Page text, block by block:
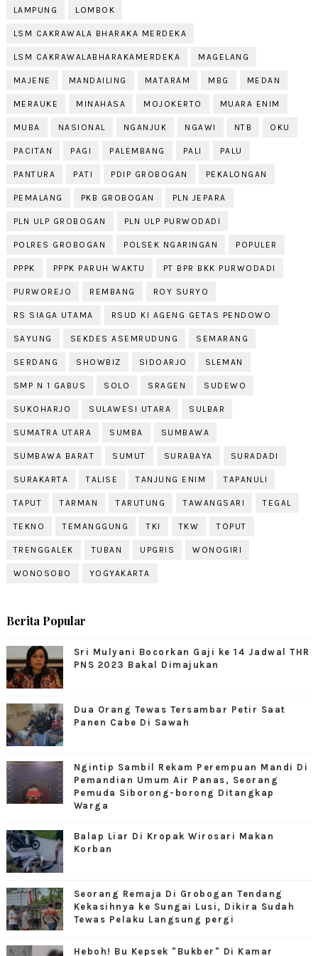
LAMPUNG LOMBOK
LSM CAKRAWALA BHARAKA MERDEKA
LSM CAKRAWALABHARAKAMERDEKA MAGELANG
MAJENE MANDAILING MATARAM MBG MEDAN
MERAUKE MINAHASA MOJOKERTO MUARA ENIM
MUBA NASIONAL NGANJUK NGAWI NTB OKU
PACITAN PAGI PALEMBANG PALI PALU
PANTURA PATI PDIP GROBOGAN PEKALONGAN
PEMALANG PKB GROBOGAN PLN JEPARA
PLN ULP GROBOGAN PLN ULP PURWODADI
POLRES GROBOGAN POLSEK NGARINGAN POPULER
PPPK PPPK PARUH WAKTU PT BPR BKK PURWODADI
PURWOREJO REMBANG ROY SURYO
RS SIAGA UTAMA RSUD KI AGENG GETAS PENDOWO
SAYUNG SEKDES ASEMRUDUNG SEMARANG
SERDANG SHOWBIZ SIDOARJO SLEMAN
SMP N 1 GABUS SOLO SRAGEN SUDEWO
SUKOHARJO SULAWESI UTARA SULBAR
SUMATRA UTARA SUMBA SUMBAWA
SUMBAWA BARAT SUMUT SURABAYA SURADADI
SURAKARTA TALISE TANJUNG ENIM TAPANULI
TAPUT TARMAN TARUTUNG TAWANGSARI TEGAL
TEKNO TEMANGGUNG TKI TKW TOPUT
TRENGGALEK TUBAN UPGRIS WONOGIRI
WONOSOBO YOGYAKARTA
Berita Popular
Sri Mulyani Bocorkan Gaji ke 14 Jadwal THR
PNS 2023 Bakal Dimajukan
Dua Orang Tewas Tersambar Petir Saat
Panen Cabe Di Sawah
Ngintip Sambil Rekam Perempuan Mandi Di
Pemandian Umum Air Panas, Seorang
Pemuda Siborong-borong Ditangkap
Warga
Balap Liar Di Kropak Wirosari Makan
Korban
Seorang Remaja Di Grobogan Tendang
Kekasihnya ke Sungai Lusi, Dikira Sudah
Tewas Pelaku Langsung pergi
Heboh! Bu Kepsek "Bukber" Di Kamar